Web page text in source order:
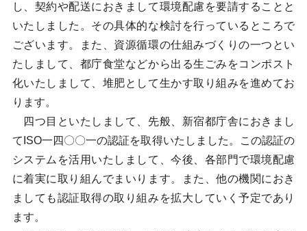
し、契約や配送におきまして環境配慮を要請することと
いたしました。その具体的な検討を行っているところで
ございます。また、資源循環の仕組みづくりの一つとい
たしまして、都庁食堂などから出る生ごみをコンポスト
化いたしまして、堆肥として生かす取り組みを進めてお
ります。
四つ目といたしまして、先般、新宿都庁舎におきまし
てISO一四〇〇一の認証を取得いたしました。この認証の
システムを活用いたしまして、今後、各部門で環境配慮
に着実に取り組んでまいります。また、他の機関におき
ましても認証取得の取り組みを拡大していく予定であり
ます。